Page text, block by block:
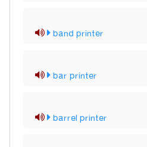
band printer
bar printer
barrel printer